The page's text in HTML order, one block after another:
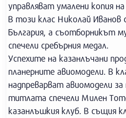
управляват умалени копия
В този клас Николай Иванов
България, а съотборникът
спечели сребърния медал.
Успехите на казанлъчани
планерните авиомодели. В
надпреварват авиомодели
титлата спечели Милен
казанлъшкия клуб. В същия